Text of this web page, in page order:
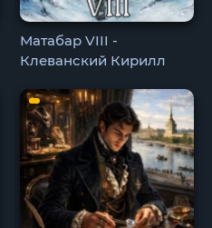
Матабар VIII -
Клеванский Кирилл